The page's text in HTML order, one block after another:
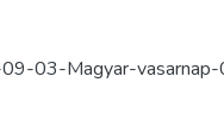
03-Magyar-